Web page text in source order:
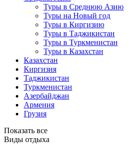
Туры в Среднюю Азию
Туры на Новый год
Туры в Киргизию
Туры в Таджикистан
Туры в Туркменистан
Туры в Казахстан
Казахстан
Киргизия
Таджикистан
Туркменистан
Азербайджан
Армения
Грузия
Показать все
Виды отдыха